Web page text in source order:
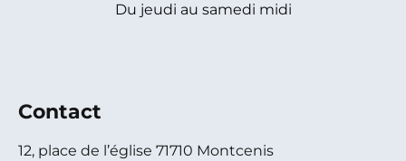
Du jeudi au samedi midi
Contact
12, place de l’église 71710 Montcenis